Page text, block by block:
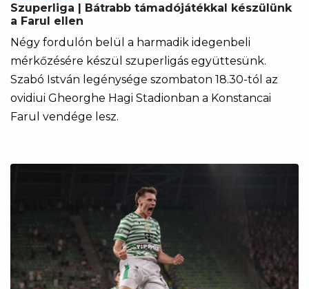
Szuperliga | Bátrabb támadójátékkal készülünk
a Farul ellen
Négy fordulón belül a harmadik idegenbeli
mérkőzésére készül szuperligás együttesünk.
Szabó István legénysége szombaton 18.30-tól az
ovidiui Gheorghe Hagi Stadionban a Konstancai
Farul vendége lesz.